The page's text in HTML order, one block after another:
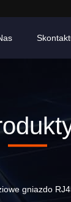
gniazdo